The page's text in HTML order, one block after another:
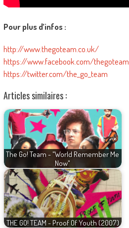
Pour plus d’infos :
http://www.thegoteam.co.uk/
https://www.facebook.com/thegoteam
https://twitter.com/the_go_team
Articles similaires :
The Go! Team - "World Remember Me
Now"
THE GO! TEAM - Proof Of Youth (2007)